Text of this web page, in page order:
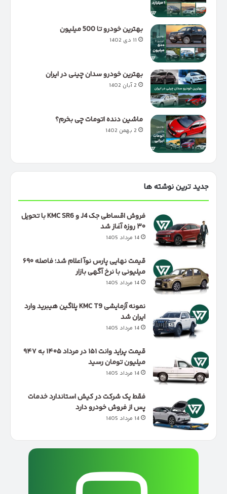
بهترین خودرو تا 500 میلیون
11 دی 1402
بهترین خودرو سدان چینی در ایران
2 آبان 1402
ماشین دنده اتومات چی بخرم؟
2 بهمن 1402
جدید ترین نوشته ها
فروش اقساطی جک J4 و KMC SR6 با تحویل
۳۰ روزه آغاز شد
14 مرداد 1405
قیمت نهایی پارس نوآ اعلام شد؛ فاصله ۶۹۰
میلیونی با نرخ آگهی بازار
14 مرداد 1405
نمونه آزمایشی KMC T9 پلاگین هیبرید وارد
ایران شد
14 مرداد 1405
قیمت پراید وانت ۱۵۱ در مرداد ۱۴۰۵ به ۹۴۷
میلیون تومان رسید
14 مرداد 1405
فقط یک شرکت در کیش استاندارد خدمات
پس از فروش خودرو دارد
14 مرداد 1405